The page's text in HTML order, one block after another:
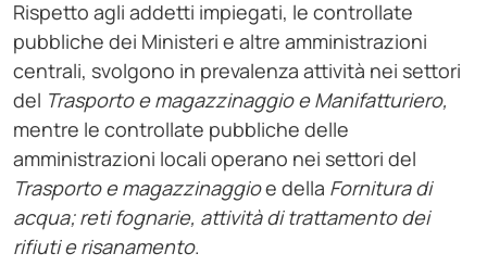
Rispetto agli addetti impiegati, le controllate
pubbliche dei Ministeri e altre amministrazioni
centrali, svolgono in prevalenza attività nei settori
del Trasporto e magazzinaggio e Manifatturiero,
mentre le controllate pubbliche delle
amministrazioni locali operano nei settori del
Trasporto e magazzinaggioe della Fornitura di
acqua; reti fognarie, attività di trattamento dei
rifiuti e risanamento.